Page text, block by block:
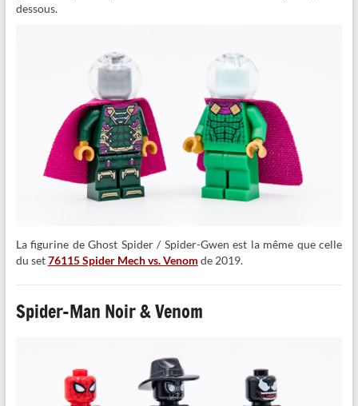
dessous.
La figurine de Ghost Spider / Spider-Gwen est la même que celle
du set76115 Spider Mech vs. Venom de 2019.
Spider-Man Noir & Venom